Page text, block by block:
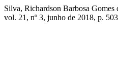
Silva, Richardson Barbosa
vol. 21, nº 3, junho de 2018, p.